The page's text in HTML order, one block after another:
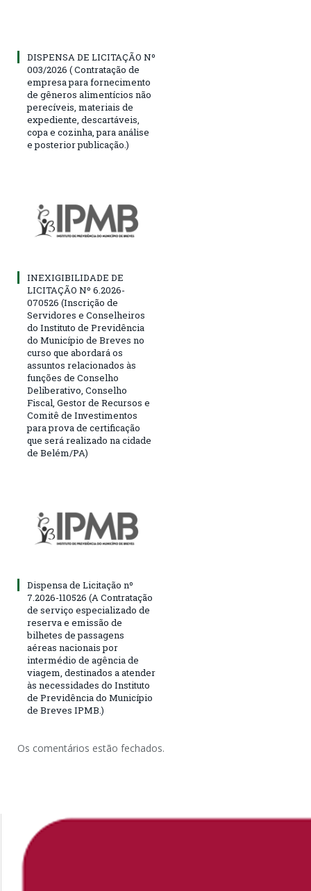
DISPENSA DE LICITAÇÃO Nº
003/2026 ( Contratação de
empresa para fornecimento
de gêneros alimentícios não
perecíveis, materiais de
expediente, descartáveis,
copa e cozinha, para análise
e posterior publicação.)
INEXIGIBILIDADE DE
LICITAÇÃO Nº 6.2026-
070526 (Inscrição de
Servidores e Conselheiros
do Instituto de Previdência
do Município de Breves no
curso que abordará os
assuntos relacionados às
funções de Conselho
Deliberativo, Conselho
Fiscal, Gestor de Recursos e
Comitê de Investimentos
para prova de certificação
que será realizado na cidade
de Belém/PA)
Dispensa de Licitação nº
7.2026-110526 (A Contratação
de serviço especializado de
reserva e emissão de
bilhetes de passagens
aéreas nacionais por
intermédio de agência de
viagem, destinados a atender
às necessidades do Instituto
de Previdência do Município
de Breves IPMB.)
Os comentários estão fechados.